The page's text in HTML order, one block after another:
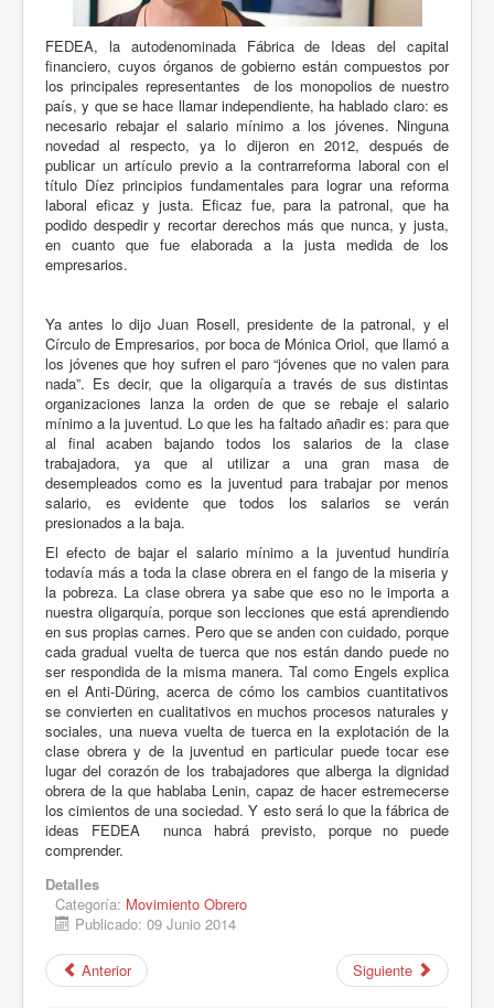
FEDEA, la autodenominada Fábrica de Ideas del capital
financiero, cuyos órganos de gobierno están compuestos por
los principales representantes de los monopolios de nuestro
país, y que se hace llamar independiente, ha hablado claro: es
necesario rebajar el salario mínimo a los jóvenes. Ninguna
novedad al respecto, ya lo dijeron en 2012, después de
publicar un artículo previo a la contrarreforma laboral con el
título Díez principios fundamentales para lograr una reforma
laboral eficaz y justa. Eficaz fue, para la patronal, que ha
podido despedir y recortar derechos más que nunca, y justa,
en cuanto que fue elaborada a la justa medida de los
empresarios.
Ya antes lo dijo Juan Rosell, presidente de la patronal, y el
Círculo de Empresarios, por boca de Mónica Oriol, que llamó a
los jóvenes que hoy sufren el paro “jóvenes que no valen para
nada”. Es decir, que la oligarquía a través de sus distintas
organizaciones lanza la orden de que se rebaje el salario
mínimo a la juventud. Lo que les ha faltado añadir es: para que
al final acaben bajando todos los salarios de la clase
trabajadora, ya que al utilizar a una gran masa de
desempleados como es la juventud para trabajar por menos
salario, es evidente que todos los salarios se verán
presionados a la baja.
El efecto de bajar el salario mínimo a la juventud hundiría
todavía más a toda la clase obrera en el fango de la miseria y
la pobreza. La clase obrera ya sabe que eso no le importa a
nuestra oligarquía, porque son lecciones que está aprendiendo
en sus propias carnes. Pero que se anden con cuidado, porque
cada gradual vuelta de tuerca que nos están dando puede no
ser respondida de la misma manera. Tal como Engels explica
en el Anti-Düring, acerca de cómo los cambios cuantitativos
se convierten en cualitativos en muchos procesos naturales y
sociales, una nueva vuelta de tuerca en la explotación de la
clase obrera y de la juventud en particular puede tocar ese
lugar del corazón de los trabajadores que alberga la dignidad
obrera de la que hablaba Lenin, capaz de hacer estremecerse
los cimientos de una sociedad. Y esto será lo que la fábrica de
ideas FEDEA nunca habrá previsto, porque no puede
comprender.
Detalles
Categoría: Movimiento Obrero
Publicado: 09 Junio 2014
Anterior Siguiente